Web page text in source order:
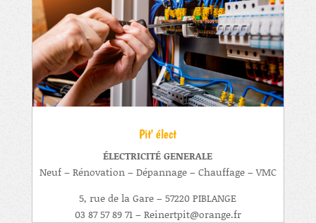
Pit' élect
ÉLECTRICITÉ GENERALE
Neuf – Rénovation – Dépannage – Chauffage – VMC
5, rue de la Gare – 57220 PIBLANGE
03 87 57 89 71 – Reinertpit@orange.fr